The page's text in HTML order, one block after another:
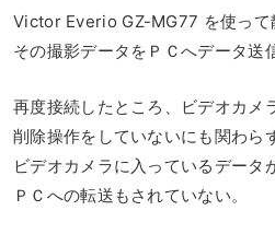
Victor Everio GZ-MG77 を使って
その撮影データをＰＣへデータ送
再度接続したところ、ビデオカメ
削除操作をしていないにも関わら
ビデオカメラに入っているデータ
ＰＣへの転送もされていない。